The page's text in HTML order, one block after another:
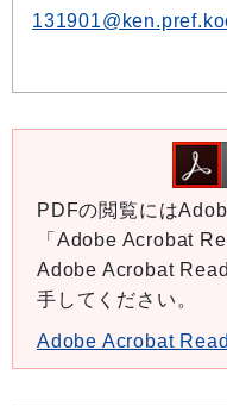
PDFの閲覧には
「Adobe Acrobat
Adobe Acrobat
手してください。
Adobe Acrobat